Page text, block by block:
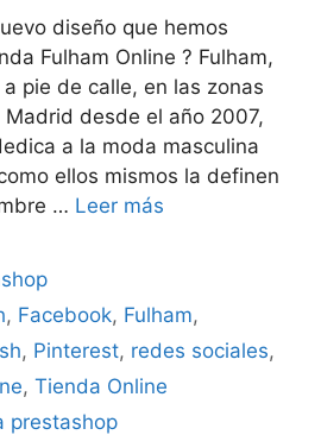
diseño que hemos
Fulham Online ? Fulham,
pie de calle, en las zonas
desde el año 2007,
a la moda masculina
ellos mismos la definen
… Leer más
, Facebook, Fulham,
, Pinterest, redes sociales,
, Tienda Online
prestashop